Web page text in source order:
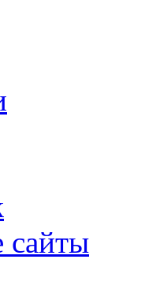
сайты